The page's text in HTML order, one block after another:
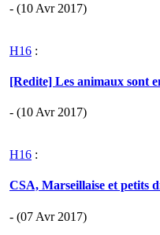
- (10 Avr 2017)
H16 :
[Redite] Les animaux sont
- (10 Avr 2017)
H16 :
CSA, Marseillaise et petits
- (07 Avr 2017)